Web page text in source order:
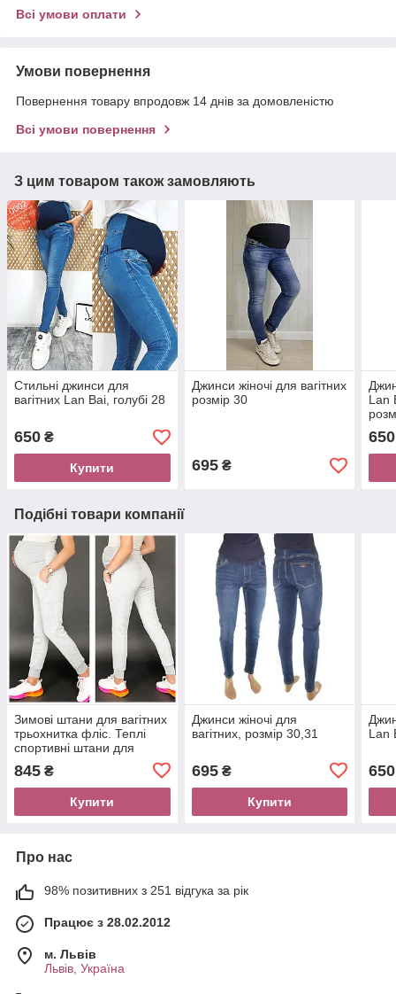
Всі умови оплати
Умови повернення
Повернення товару впродовж 14 днів за домовленістю
Всі умови повернення
З цим товаром також замовляють
Стильні джинси для
вагітних Lan Bai, голубі 28
650 ₴
Купити
Джинси жіночі для вагітних
розмір 30
695₴
Lan
650
Подібні товари компанії
Зимові штани для вагітних
трьохнитка фліс. Теплі
спортивні штани для
845 ₴
Купити
Джинси жіночі для
вагітних, розмір 30,31
695₴
Купити
Lan
650
Про нас
98% позитивних з 251 відгука за рік
Працює з 28.02.2012
м. Львів
Львів, Україна